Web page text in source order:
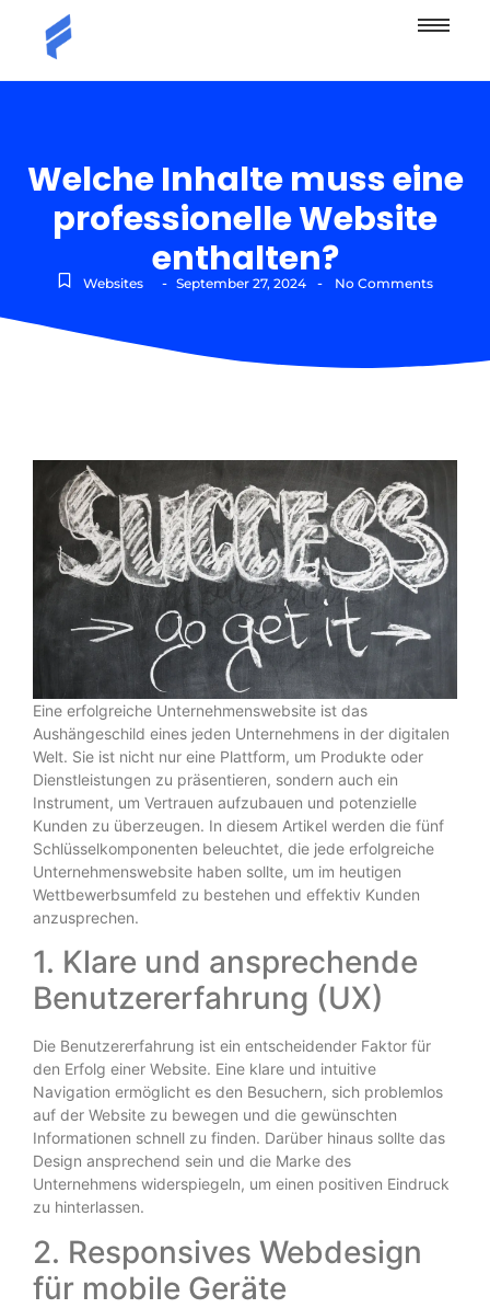
Welche Inhalte muss eine
professionelle Website
enthalten?
Websites - September 27, 2024 - No Comments
Eine erfolgreiche Unternehmenswebsite ist das
Aushängeschild eines jeden Unternehmens in der digitalen
Welt. Sie ist nicht nur eine Plattform, um Produkte oder
Dienstleistungen zu präsentieren, sondern auch ein
Instrument, um Vertrauen aufzubauen und potenzielle
Kunden zu überzeugen. In diesem Artikel werden die fünf
Schlüsselkomponenten beleuchtet, die jede erfolgreiche
Unternehmenswebsite haben sollte, um im heutigen
Wettbewerbsumfeld zu bestehen und effektiv Kunden
anzusprechen.
1. Klare und ansprechende
Benutzererfahrung (UX)
Die Benutzererfahrung ist ein entscheidender Faktor für
den Erfolg einer Website. Eine klare und intuitive
Navigation ermöglicht es den Besuchern, sich problemlos
auf der Website zu bewegen und die gewünschten
Informationen schnell zu finden. Darüber hinaus sollte das
Design ansprechend sein und die Marke des
Unternehmens widerspiegeln, um einen positiven Eindruck
zu hinterlassen.
2. Responsives Webdesign
für mobile Geräte